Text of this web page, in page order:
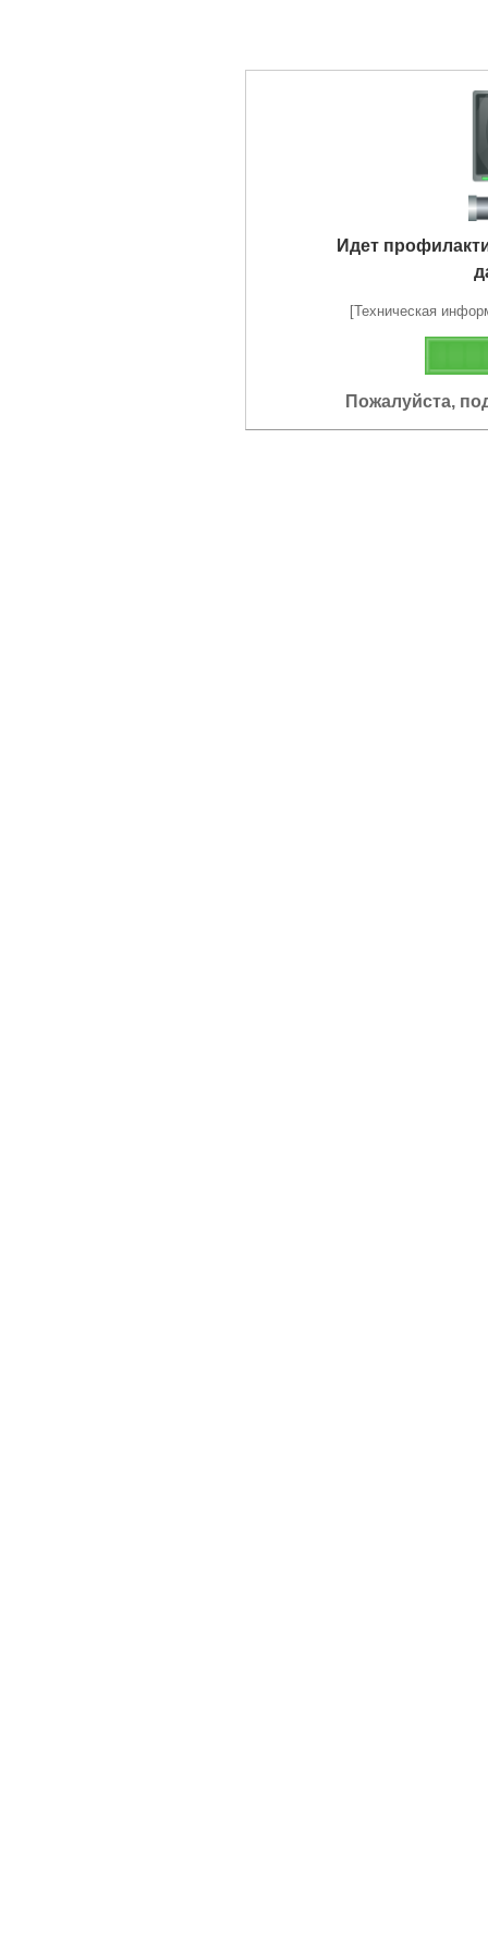
Идет
[Техническая
Пожалуйста,